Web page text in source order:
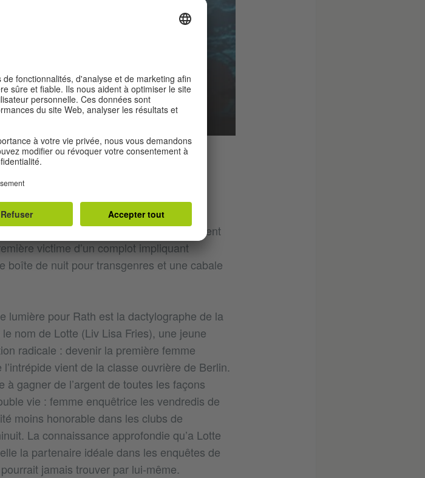
Tom Tykwer,
by Severija
comme étant un Russe qui avait
ses patrons ne s’intéressent étrangement
victime d’un complot impliquant
boîte de nuit pour transgenres et une cabale
lumière pour Rath est la dactylographe de la
nom de Lotte (Liv Lisa Fries), une jeune
radicale : devenir la première femme
vient de la classe ouvrière de Berlin.
à gagner de l’argent de toutes les façons
vie : femme enquêtrice les vendredis de
moins honorable dans les clubs de
La connaissance approfondie qu’a Lotte
la partenaire idéale dans les enquêtes de
jamais trouver par lui-même.